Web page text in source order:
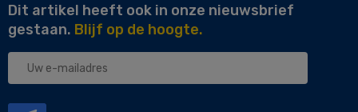
Dit artikel heeft ook in onze nieuwsbrief
gestaan. Blijf op de hoogte.
Uw